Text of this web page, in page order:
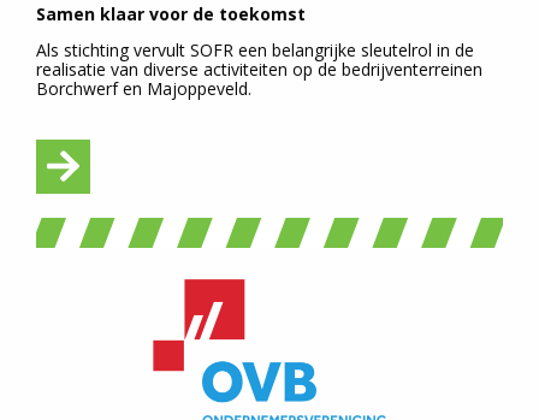
Samen klaar voor de toekomst
Als stichting vervult SOFR een belangrijke sleutelrol in de
realisatie van diverse activiteiten op de bedrijventerreinen
Borchwerf en Majoppeveld.